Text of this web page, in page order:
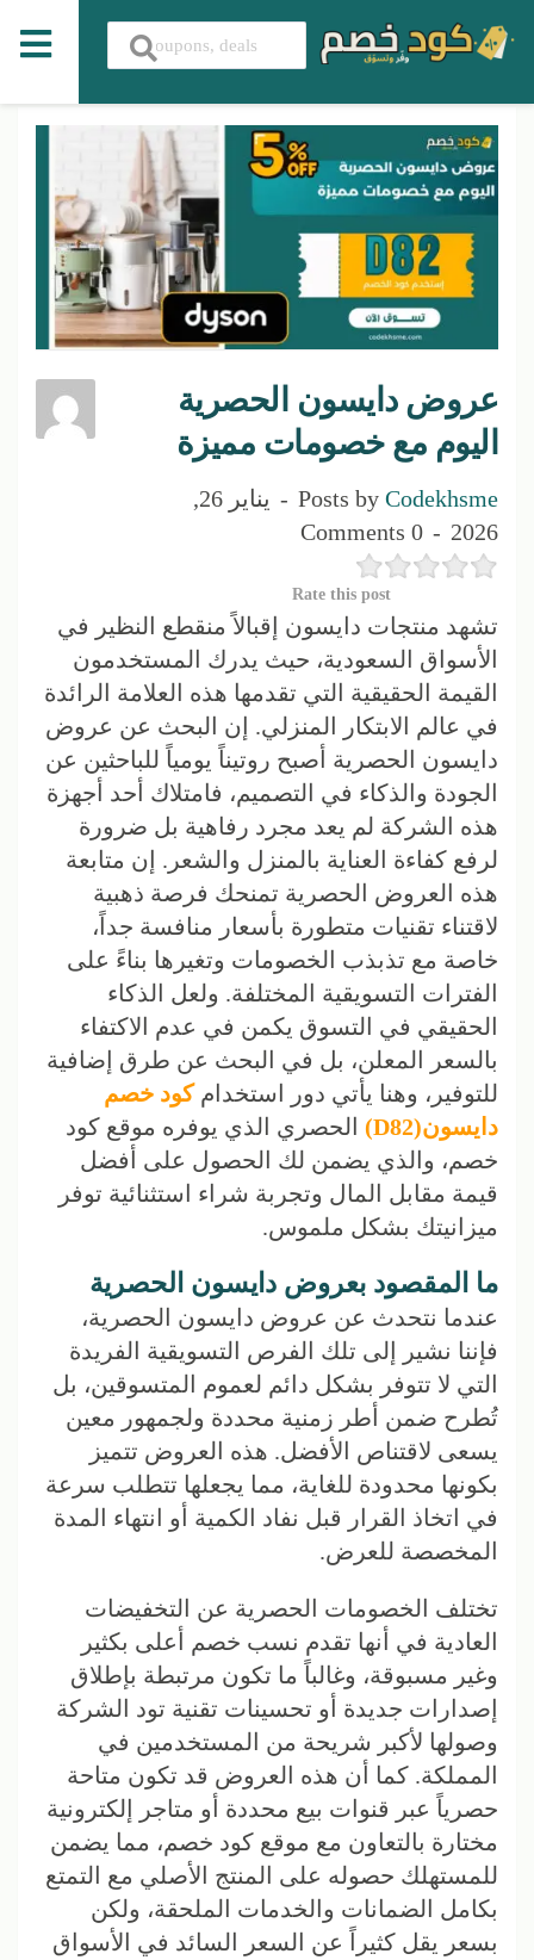
عروض دايسون الحصرية
اليوم مع خصومات مميزة
Posts by Codekhsme
يناير 26,
2026
0 Comments
Rate this post
تشهد منتجات دايسون إقبالاً منقطع النظير في
الأسواق السعودية، حيث يدرك المستخدمون
القيمة الحقيقية التي تقدمها هذه العلامة الرائدة
في عالم الابتكار المنزلي. إن البحث عن عروض
دايسون الحصرية أصبح روتيناً يومياً للباحثين عن
الجودة والذكاء في التصميم، فامتلاك أحد أجهزة
هذه الشركة لم يعد مجرد رفاهية بل ضرورة
لرفع كفاءة العناية بالمنزل والشعر. إن متابعة
هذه العروض الحصرية تمنحك فرصة ذهبية
لاقتناء تقنيات متطورة بأسعار منافسة جداً،
خاصة مع تذبذب الخصومات وتغيرها بناءً على
الفترات التسويقية المختلفة. ولعل الذكاء
الحقيقي في التسوق يكمن في عدم الاكتفاء
بالسعر المعلن، بل في البحث عن طرق إضافية
للتوفير، وهنا يأتي دور استخدامكود خصم
دايسون(D82)
الحصري الذي يوفره موقع كود
خصم، والذي يضمن لك الحصول على أفضل
قيمة مقابل المال وتجربة شراء استثنائية توفر
ميزانيتك بشكل ملموس.
ما المقصود بعروض دايسون الحصرية
عندما نتحدث عن عروض دايسون الحصرية،
فإننا نشير إلى تلك الفرص التسويقية الفريدة
التي لا تتوفر بشكل دائم لعموم المتسوقين، بل
تُطرح ضمن أطر زمنية محددة ولجمهور معين
يسعى لاقتناص الأفضل. هذه العروض تتميز
بكونها محدودة للغاية، مما يجعلها تتطلب سرعة
في اتخاذ القرار قبل نفاد الكمية أو انتهاء المدة
المخصصة للعرض.
تختلف الخصومات الحصرية عن التخفيضات
العادية في أنها تقدم نسب خصم أعلى بكثير
وغير مسبوقة، وغالباً ما تكون مرتبطة بإطلاق
إصدارات جديدة أو تحسينات تقنية تود الشركة
وصولها لأكبر شريحة من المستخدمين في
المملكة. كما أن هذه العروض قد تكون متاحة
حصرياً عبر قنوات بيع محددة أو متاجر إلكترونية
مختارة بالتعاون مع موقع كود خصم، مما يضمن
للمستهلك حصوله على المنتج الأصلي مع التمتع
بكامل الضمانات والخدمات الملحقة، ولكن
بسعر يقل كثيراً عن السعر السائد في الأسواق